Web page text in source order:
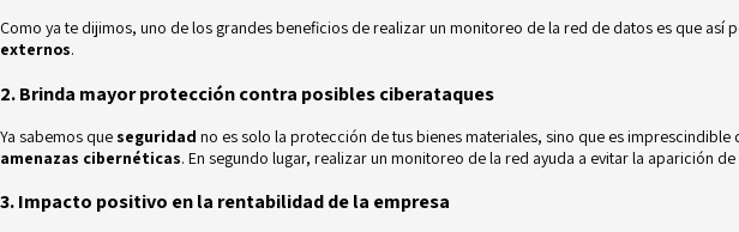
Como ya te dijimos, uno de los grandes beneficios de realizar un monitoreo de la red de datos es que
externos.
2. Brinda mayor protección contra posibles ciberataques
Ya sabemos que seguridad no es solo la protección de tus bienes materiales, sino que es
amenazas cibernéticas. En segundo lugar, realizar un monitoreo de la red ayuda a evitar la aparición
3. Impacto positivo en la rentabilidad de la empresa